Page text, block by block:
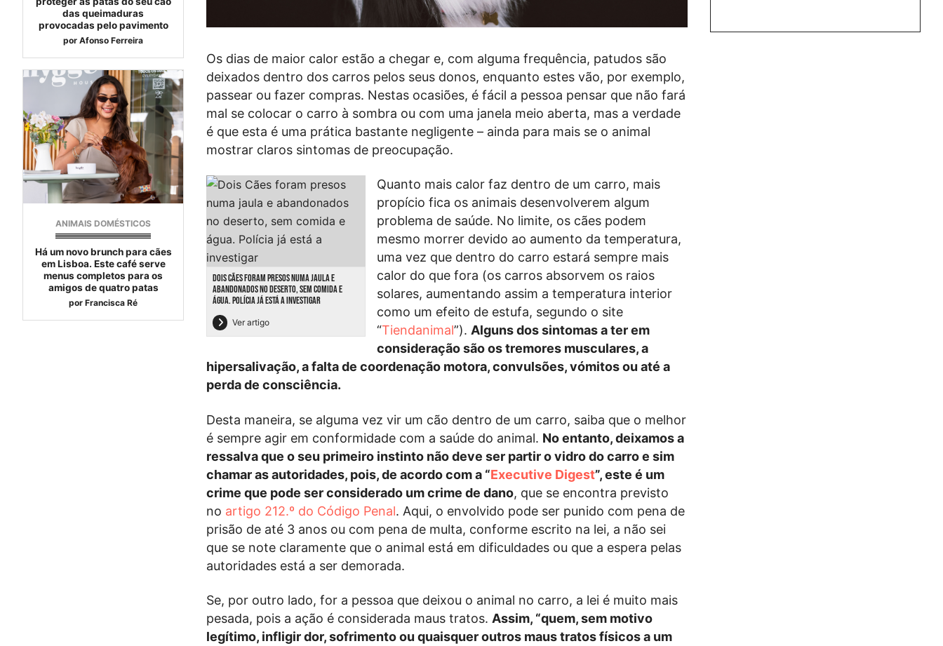
das queimaduras
provocadas pelo pavimento
por Afonso Ferreira
ANIMAIS DOMÉSTICOS
Há um novo brunch para cães
em Lisboa. Este café serve
menus completos para os
amigos de quatro patas
por Francisca Ré
Os dias de maior calor estão a chegar e, com alguma frequência, patudos são
deixados dentro dos carros pelos seus donos, enquanto estes vão, por exemplo,
passear ou fazer compras. Nestas ocasiões, é fácil a pessoa pensar que não fará
mal se colocar o carro à sombra ou com uma janela meio aberta, mas a verdade
é que esta é uma prática bastante negligente – ainda para mais se o animal
mostrar claros sintomas de preocupação.
DOIS CÃES FORAM PRESOS NUMA JAULA E
ABANDONADOS NO DESERTO, SEM COMIDA E
ÁGUA. POLÍCIA JÁ ESTÁ A INVESTIGAR
Ver artigo
Quanto mais calor faz dentro de um carro, mais
propício fica os animais desenvolverem algum
problema de saúde. No limite, os cães podem
mesmo morrer devido ao aumento da temperatura,
uma vez que dentro do carro estará sempre mais
calor do que fora (os carros absorvem os raios
solares, aumentando assim a temperatura interior
como um efeito de estufa, segundo o site
“Tiendanimal”). Alguns dos sintomas a ter em
consideração são os tremores musculares, a
hipersalivação, a falta de coordenação motora, convulsões, vómitos ou até a
perda de consciência.
Desta maneira, se alguma vez vir um cão dentro de um carro, saiba que o melhor
é sempre agir em conformidade com a saúde do animal. No entanto, deixamos a
ressalva que o seu primeiro instinto não deve ser partir o vidro do carro e sim
chamar as autoridades, pois, de acordo com a “Executive Digest”, este é um
crime que pode ser considerado um crime de dano, que se encontra previsto
no artigo 212.º do Código Penal. Aqui, o envolvido pode ser punido com pena de
prisão de até 3 anos ou com pena de multa, conforme escrito na lei, a não sei
que se note claramente que o animal está em dificuldades ou que a espera pelas
autoridades está a ser demorada.
Se, por outro lado, for a pessoa que deixou o animal no carro, a lei é muito mais
pesada, pois a ação é considerada maus tratos. Assim, “quem, sem motivo
legítimo, infligir dor, sofrimento ou quaisquer outros maus tratos físicos a um